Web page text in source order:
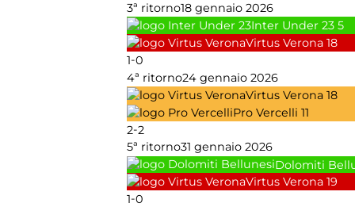
3ª ritorno18 gennaio 2026
Inter Under 23 5
Virtus Verona 18
1-0
4ª ritorno24 gennaio 2026
Virtus Verona 18
Pro Vercelli 11
2-2
5ª ritorno31 gennaio 2026
Dolomiti
Virtus Verona 19
1-0